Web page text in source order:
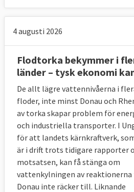
4 augusti 2026
Flodtorka bekymmer i
länder – tysk ekonomi
De allt lägre vattennivåerna i
floder, inte minst Donau och
av torka skapar problem för
och industriella transporter. I
för att landets kärnkraftverk,
är i drift trots tidigare rapporter
motsatsen, kan få stänga om
vattenkylningen av
Donau inte räcker till. Liknande